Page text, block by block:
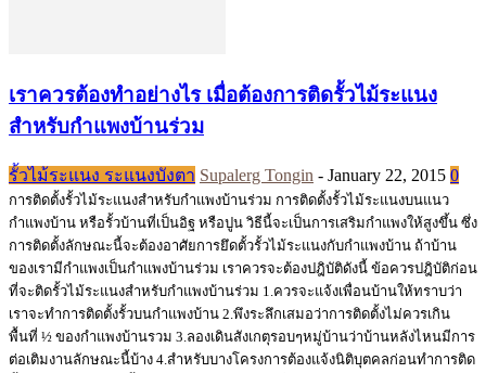
เราควรต้องทำอย่างไร เมื่อต้องการติดรั้วไม้ระแนง
สำหรับกำแพงบ้านร่วม
รั้วไม้ระแนง ระแนงบังตา Supalerg Tongin - January 22, 2015 0
การติดตั้งรั้วไม้ระแนงสำหรับกำแพงบ้านร่วม การติดตั้งรั้วไม้ระแนงบนแนว
กำแพงบ้าน หรือรั้วบ้านที่เป็นอิฐ หรือปูน วิธีนี้จะเป็นการเสริมกำแพงให้สูงขึ้น ซึ่ง
การติดตั้งลักษณะนี้จะต้องอาศัยการยึดตั้วรั้วไม้ระแนงกับกำแพงบ้าน ถ้าบ้าน
ของเรามีกำแพงเป็นกำแพงบ้านร่วม เราควรจะต้องปฎิบัติดังนี้ ข้อควรปฎิบัติก่อน
ที่จะติดรั้วไม้ระแนงสำหรับกำแพงบ้านร่วม 1.ควรจะแจ้งเพื่อนบ้านให้ทราบว่า
เราจะทำการติดตั้งรั้วบนกำแพงบ้าน 2.พึงระลึกเสมอว่าการติดตั้งไม่ควรเกิน
พื้นที่ ½ ของกำแพงบ้านรวม 3.ลองเดินสังเกตุรอบๆหมู่บ้านว่าบ้านหลังไหนมีการ
ต่อเติมงานลักษณะนี้บ้าง 4.สำหรับบางโครงการต้องแจ้งนิติบุตคลก่อนทำการติด